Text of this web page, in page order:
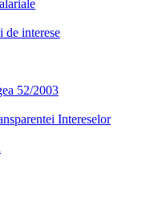
de interese
52/2003
Intereselor